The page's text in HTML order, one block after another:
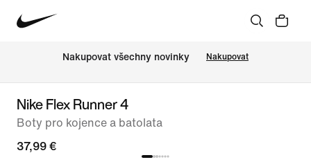
Nakupovat všechny novinky Nakupovat
Nike Flex Runner 4
Boty pro kojence a batolata
37,99 €